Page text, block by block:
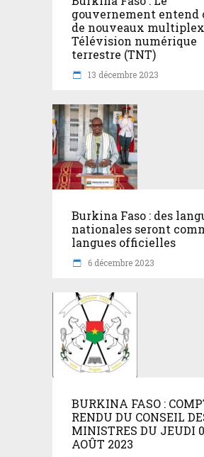
gouvernement entend
de nouveaux
Télévision numérique
terrestre (TNT)
13 décembre 2023
Burkina Faso : des
nationales seront
langues officielles
6 décembre 2023
BURKINA FASO :
RENDU DU CONSEIL
MINISTRES DU JEUDI
AOÛT 2023